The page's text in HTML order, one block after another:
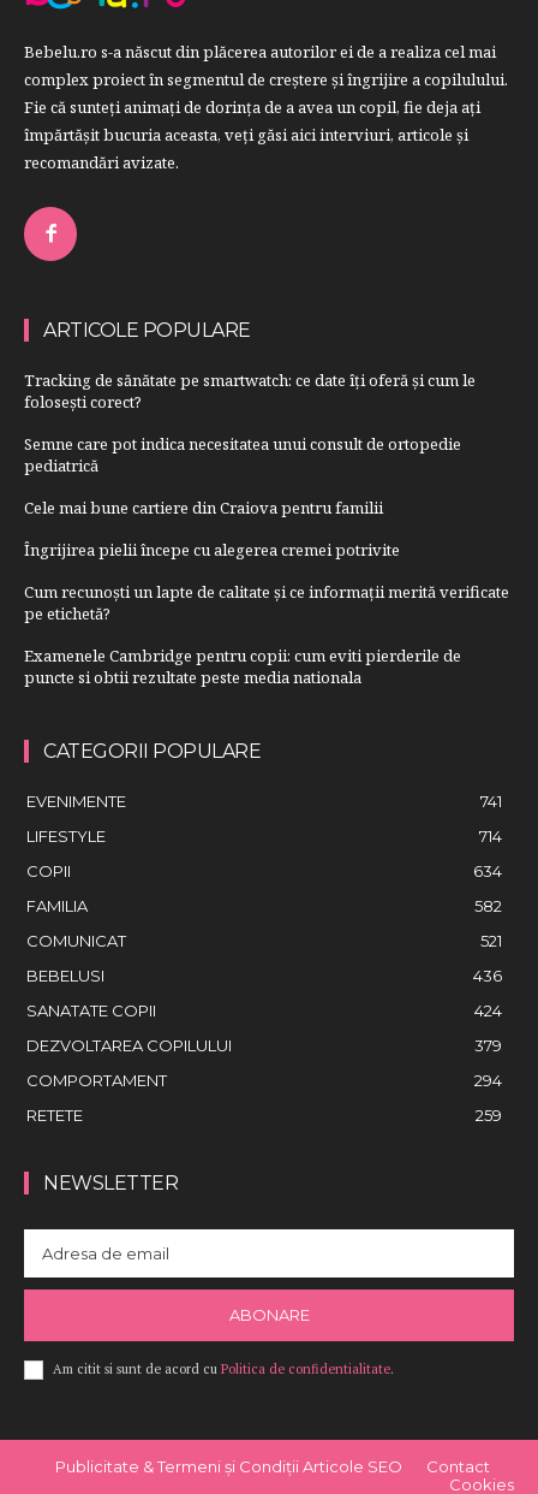
Bebelu.ro s-a născut din plăcerea autorilor ei de a realiza cel mai
complex proiect în segmentul de creştere şi îngrijire a copilulului.
Fie că sunteţi animaţi de dorinţa de a avea un copil, fie deja aţi
împărtăşit bucuria aceasta, veți găsi aici interviuri, articole şi
recomandări avizate.
ARTICOLE POPULARE
Tracking de sănătate pe smartwatch: ce date îți oferă și cum le
folosești corect?
Semne care pot indica necesitatea unui consult de ortopedie
pediatrică
Cele mai bune cartiere din Craiova pentru familii
Îngrijirea pielii începe cu alegerea cremei potrivite
Cum recunoști un lapte de calitate și ce informații merită verificate
pe etichetă?
Examenele Cambridge pentru copii: cum eviti pierderile de
puncte si obtii rezultate peste media nationala
CATEGORII POPULARE
EVENIMENTE
741
LIFESTYLE
714
COPII
634
FAMILIA
582
COMUNICAT
521
BEBELUSI
436
SANATATE COPII
424
DEZVOLTAREA COPILULUI
379
COMPORTAMENT
294
RETETE
259
NEWSLETTER
ABONARE
Am citit si sunt de acord cu Politica de confidentialitate.
Publicitate & Termeni și Condiții Articole SEO
Contact
Cookies